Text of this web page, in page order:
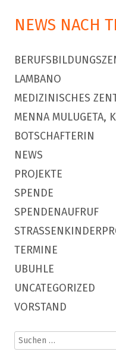
NEWS NACH
LAMBANO
MEDIZINISCHES
MENNA MULUGETA,
BOTSCHAFTERIN
NEWS
PROJEKTE
SPENDE
SPENDENAUFRUF
TERMINE
UBUHLE
UNCATEGORIZED
VORSTAND
Suchen
nach: